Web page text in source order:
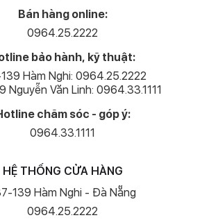
Bán hàng online:
0964.25.2222
bảo hành, kỹ thuật:
Hàm Nghi: 0964.25.2222
Nguyễn Văn Linh: 0964.33.1111
chăm sóc - góp ý:
0964.33.1111
HỆ THỐNG CỬA HÀNG
139 Hàm Nghi - Đà Nẵng
0964.25.2222